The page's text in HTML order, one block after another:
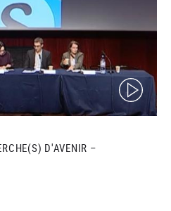
(video)
D'AVENIR –